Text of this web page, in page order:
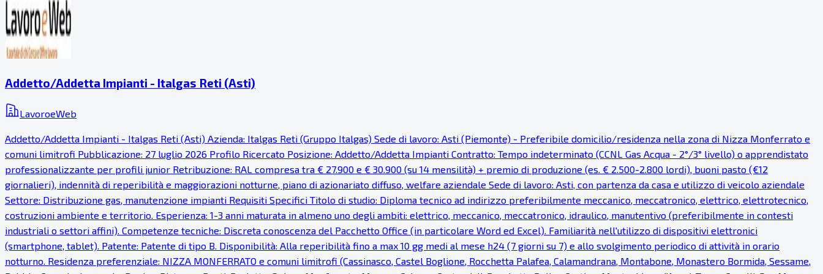
Addetto/Addetta Impianti - Italgas Reti (Asti)
LavoroeWeb
Addetto/Addetta Impianti - Italgas Reti (Asti) Azienda: Italgas Reti (Gruppo Italgas) Sede di lavoro: Asti (Piemonte) - Preferibile domicilio/residenza nella zona di Nizza Monferrato e
comuni limitrofi Pubblicazione: 27 luglio 2026 Profilo Ricercato Posizione: Addetto/Addetta Impianti Contratto: Tempo indeterminato (CCNL Gas Acqua - 2°/3° livello) o apprendistato
professionalizzante per profili junior Retribuzione: RAL compresa tra € 27.900 e € 30.900 (su 14 mensilità) + premio di produzione (es. € 2.500-2.800 lordi), buoni pasto (€12
giornalieri), indennità di reperibilità e maggiorazioni notturne, piano di azionariato diffuso, welfare aziendale Sede di lavoro: Asti, con partenza da casa e utilizzo di veicolo aziendale
Settore: Distribuzione gas, manutenzione impianti Requisiti Specifici Titolo di studio: Diploma tecnico ad indirizzo preferibilmente meccanico, meccatronico, elettrico, elettrotecnico,
costruzioni ambiente e territorio. Esperienza: 1-3 anni maturata in almeno uno degli ambiti: elettrico, meccanico, meccatronico, idraulico, manutentivo (preferibilmente in contesti
industriali o settori affini). Competenze tecniche: Discreta conoscenza del Pacchetto Office (in particolare Word ed Excel). Familiarità nell'utilizzo di dispositivi elettronici
(smartphone, tablet). Patente: Patente di tipo B. Disponibilità: Alla reperibilità fino a max 10 gg medi al mese h24 (7 giorni su 7) e allo svolgimento periodico di attività in orario
notturno. Residenza preferenziale: NIZZA MONFERRATO e comuni limitrofi (Cassinasco, Castel Boglione, Rocchetta Palafea, Calamandrana, Montabone, Monastero Bormida, Sessame,